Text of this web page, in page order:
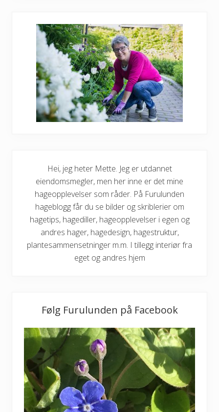
Hei, jeg heter Mette. Jeg er utdannet
eiendomsmegler, men her inne er det mine
hageopplevelser som råder. På Furulunden
hageblogg får du se bilder og skriblerier om
hagetips, hagediller, hageopplevelser i egen og
andres hager, hagedesign, hagestruktur,
plantesammensetninger m.m. I tillegg interiør fra
eget og andres hjem
Følg Furulunden på Facebook